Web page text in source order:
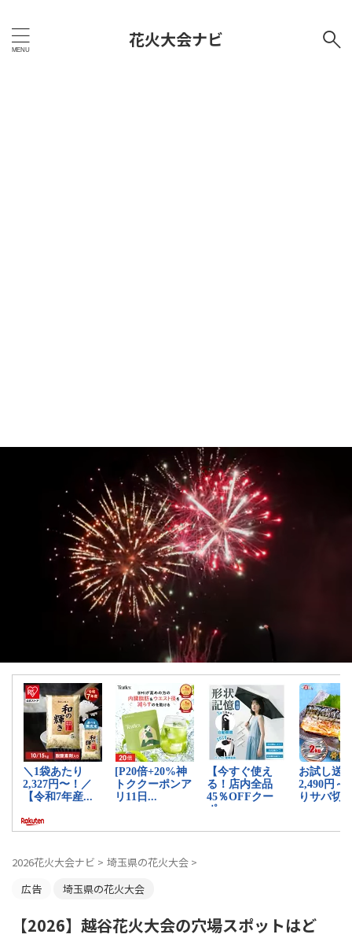
花火大会ナビ
2026花火大会ナビ > 埼玉県の花火大会 >
広告
埼玉県の花火大会
【2026】越谷花火大会の穴場スポットはど